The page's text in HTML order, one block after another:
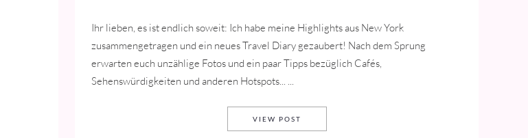
Ihr lieben, es ist endlich soweit: Ich habe meine Highlights aus New York
zusammengetragen und ein neues Travel Diary gezaubert! Nach dem Sprung
erwarten euch unzählige Fotos und ein paar Tipps bezüglich Cafés,
Sehenswürdigkeiten und anderen Hotspots... ...
VIEW POST